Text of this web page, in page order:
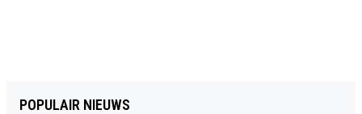
POPULAIR NIEUWS